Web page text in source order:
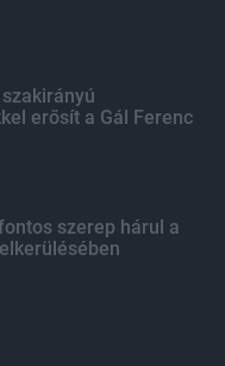
erősít a Gál Ferenc
szerep hárul a